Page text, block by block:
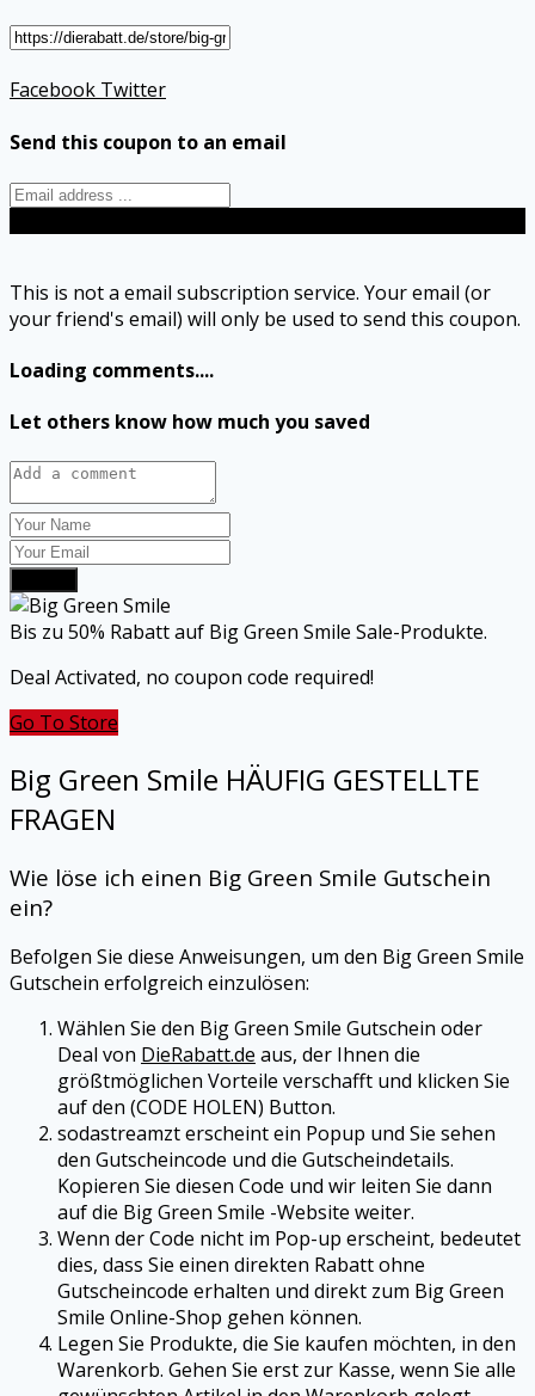
Facebook Twitter
Send this coupon to an email
This is not a email subscription service. Your email (or
your friend's email) will only be used to send this coupon.
Loading comments....
Let others know how much you saved
Bis zu 50% Rabatt auf Big Green Smile Sale-Produkte.
Deal Activated, no coupon code required!
Go To Store
Big Green Smile HÄUFIG GESTELLTE
FRAGEN
Wie löse ich einen Big Green Smile Gutschein
ein?
Befolgen Sie diese Anweisungen, um den Big Green Smile
Gutschein erfolgreich einzulösen:
Wählen Sie den Big Green Smile Gutschein oder
Deal von DieRabatt.de aus, der Ihnen die
größtmöglichen Vorteile verschafft und klicken Sie
auf den (CODE HOLEN) Button.
sodastreamzt erscheint ein Popup und Sie sehen
den Gutscheincode und die Gutscheindetails.
Kopieren Sie diesen Code und wir leiten Sie dann
auf die Big Green Smile -Website weiter.
Wenn der Code nicht im Pop-up erscheint, bedeutet
dies, dass Sie einen direkten Rabatt ohne
Gutscheincode erhalten und direkt zum Big Green
Smile Online-Shop gehen können.
Legen Sie Produkte, die Sie kaufen möchten, in den
Warenkorb. Gehen Sie erst zur Kasse, wenn Sie alle